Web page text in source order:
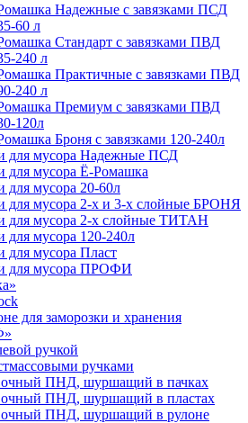
Надежные с завязками ПСД
60 л
Стандарт с завязками ПВД
240 л
Практичные с завязками ПВД
240 л
Премиум с завязками ПВД
120л
Броня с завязками 120-240л
для мусора Надежные ПСД
мусора Ё-Ромашка
мусора 20-60л
для мусора 2-х и 3-х слойные БРОНЯ
для мусора 2-х слойные ТИТАН
мусора 120-240л
мусора Пласт
для мусора ПРОФИ
для заморозки и хранения
ручкой
ручками
ПНД, шуршащий в пачках
ПНД, шуршащий в пластах
ПНД, шуршащий в рулоне